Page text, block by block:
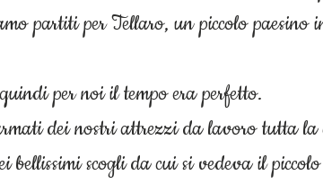
partiti per Tellaro, un piccolo
per noi il tempo era perfetto.
dei nostri attrezzi da lavoro tutta la
bellissimi scogli da cui si vedeva il